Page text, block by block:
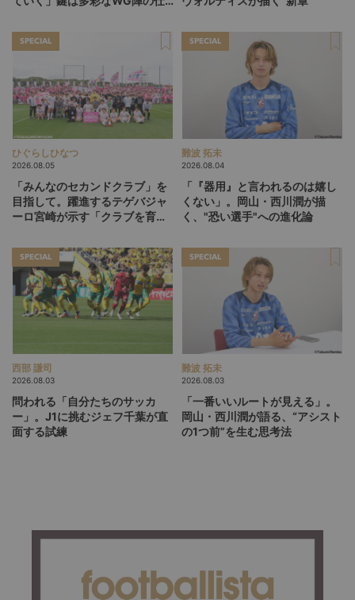
SPECIAL
ひぐらしひなつ
2026.08.05
「みんなのセカンドクラブ」を
目指して。躍進するテゲバジャ
ーロ宮崎が示す「クラブを育て
SPECIAL
難波 拓未
2026.08.04
「『器用』と言われるのは嬉し
くない」。岡山・西川潤が描
く、"恐い選手"への進化論
SPECIAL
西部 謙司
2026.08.03
問われる「自分たちのサッカ
ー」。J1に挑むジェフ千葉が直
面する試練
SPECIAL
難波 拓未
2026.08.03
「一番いいルートが見える」。
岡山・西川潤が語る、“アシスト
の1つ前”を生む思考法